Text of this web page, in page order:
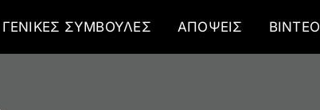
ΓΕΝΙΚΕΣ ΣΥΜΒΟΥΛΕΣ ΑΠΟΨΕΙΣ ΒΙΝΤΕΟ